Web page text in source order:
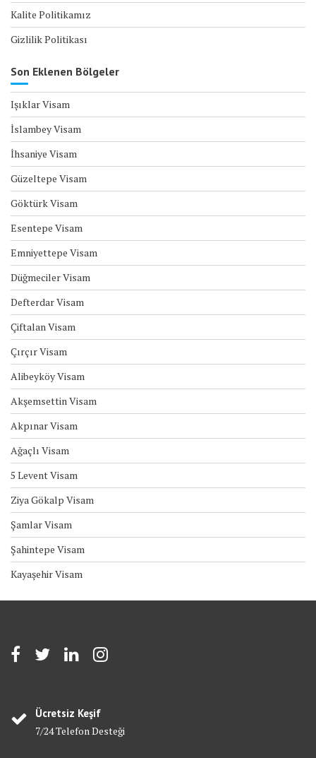
Kalite Politikamız
Gizlilik Politikası
Son Eklenen Bölgeler
Işıklar Visam
İslambey Visam
İhsaniye Visam
Güzeltepe Visam
Göktürk Visam
Esentepe Visam
Emniyettepe Visam
Düğmeciler Visam
Defterdar Visam
Çiftalan Visam
Çırçır Visam
Alibeyköy Visam
Akşemsettin Visam
Akpınar Visam
Ağaçlı Visam
5 Levent Visam
Ziya Gökalp Visam
Şamlar Visam
Şahintepe Visam
Kayaşehir Visam
Ücretsiz Keşif
7/24 Telefon Desteği